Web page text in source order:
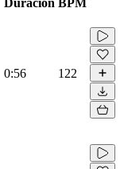
0:56 122